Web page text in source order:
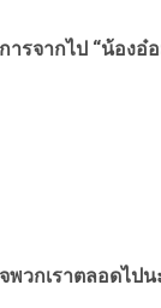
ารจากไป “น้องอ๋
วกเราตลอดไปน